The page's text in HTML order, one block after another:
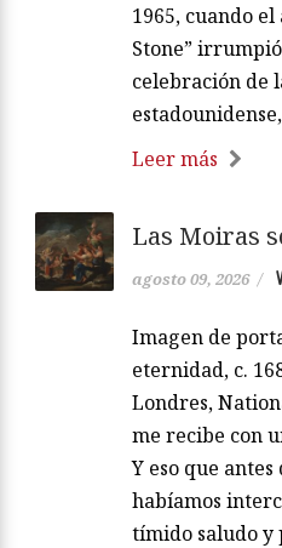
1965, cuando
Stone”
celebración de
Leer más
Las Moiras
agosto 09, 2026 /
Imagen de
eternidad, c.
Londres,
me recibe con
Y eso que
habíamos
tímido saludo y